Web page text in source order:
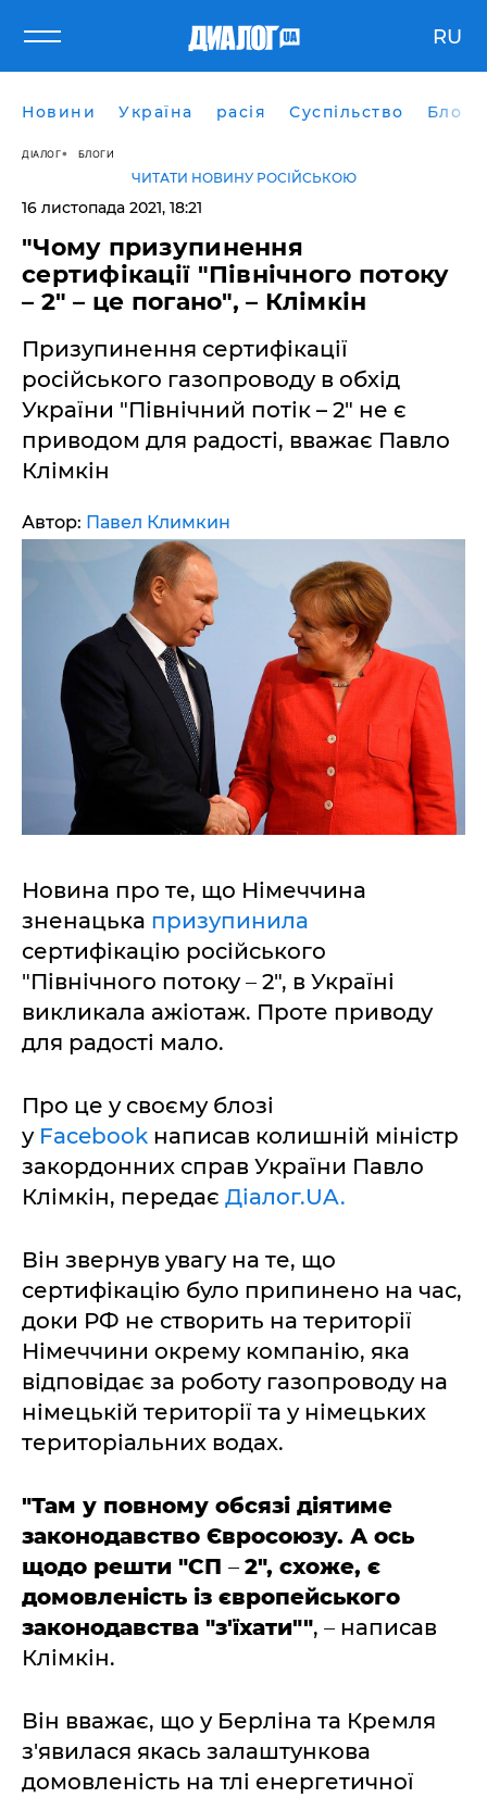
RU
Новини Україна расія Суспільство Блоги
ДІАЛОГ БЛОГИ
ЧИТАТИ НОВИНУ РОСІЙСЬКОЮ
16 листопада 2021, 18:21
"Чому призупинення
сертифікації "Північного потоку
– 2" – це погано", – Клімкін
Призупинення сертифікації
російського газопроводу в обхід
України "Північний потік – 2" не є
приводом для радості, вважає Павло
Клімкін
Автор: Павел Климкин
Новина про те, що Німеччина
зненацька призупинила
сертифікацію російського
"Північного потоку– 2", в Україні
викликала ажіотаж. Проте приводу
для радості мало.
Про це у своєму блозі
у Facebook написав колишній міністр
закордонних справ України Павло
Клімкін, передає Діалог.UA.
Він звернув увагу на те, що
сертифікацію було припинено на час,
доки РФ не створить на території
Німеччини окрему компанію, яка
відповідає за роботу газопроводу на
німецькій території та у німецьких
територіальних водах.
"Там у повному обсязі діятиме
законодавство Євросоюзу. А ось
щодо решти "СП – 2", схоже, є
домовленість із європейського
законодавства "з'їхати"", – написав
Клімкін.
Він вважає, що у Берліна та Кремля
з'явилася якась залаштункова
домовленість на тлі енергетичної